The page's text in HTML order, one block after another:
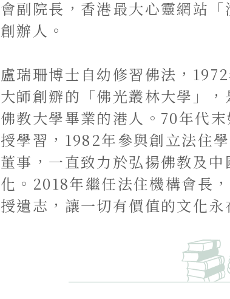
會副院長，香港最大心靈網站
創辦人。
盧瑞珊博士自幼修習佛法，
大師創辧的「佛光叢林大學」
佛教大學畢業的港人。70年代
授學習，1982年參與創立法住
董事，一直致力於弘揚佛教及中
化。2018年繼任法住機構會長
授遺志，讓一切有價值的文化永